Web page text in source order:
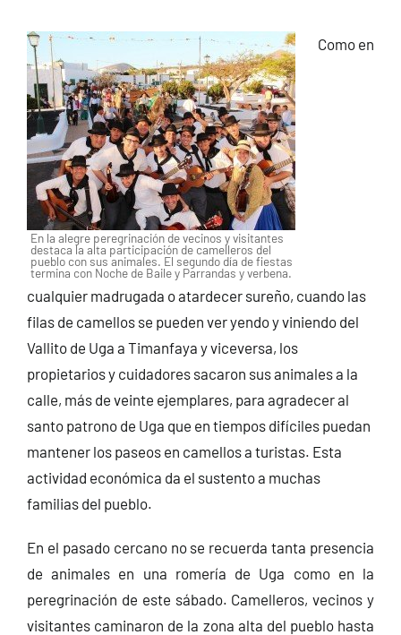
En la alegre peregrinación de vecinos y visitantes
destaca la alta participación de camelleros del
pueblo con sus animales. El segundo día de fiestas
termina con Noche de Baile y Parrandas y verbena.
Como en
cualquier madrugada o atardecer sureño, cuando las
filas de camellos se pueden ver yendo y viniendo del
Vallito de Uga a Timanfaya y viceversa, los
propietarios y cuidadores sacaron sus animales a la
calle, más de veinte ejemplares, para agradecer al
santo patrono de Uga que en tiempos difíciles puedan
mantener los paseos en camellos a turistas. Esta
actividad económica da el sustento a muchas
familias del pueblo.
En el pasado cercano no se recuerda tanta presencia
de animales en una romería de Uga como en la
peregrinación de este sábado. Camelleros, vecinos y
visitantes caminaron de la zona alta del pueblo hasta